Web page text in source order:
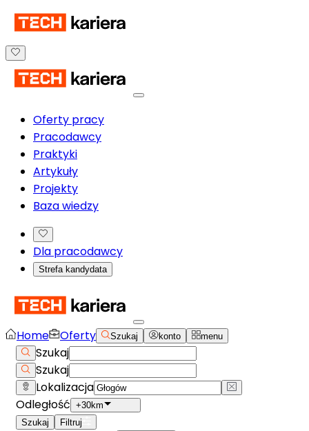
Oferty pracy
Pracodawcy
Praktyki
Artykuły
Projekty
Baza wiedzy
Dla pracodawcy
Strefa kandydata
Home Oferty Szukaj konto menu
Szukaj
Szukaj
Lokalizacja
Odległość +30km
Szukaj
Filtruj